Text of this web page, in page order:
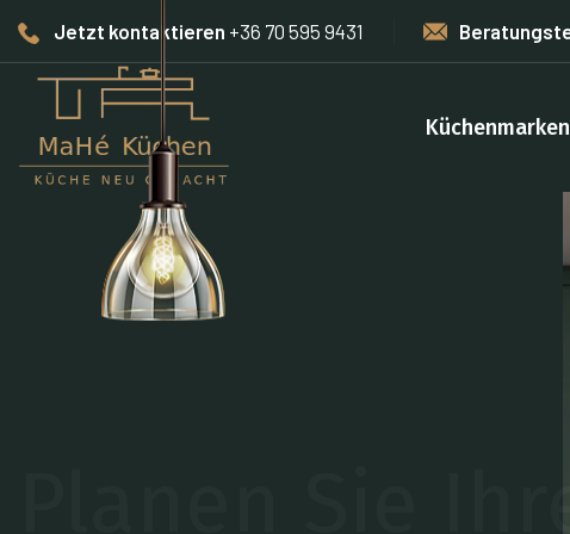
Jetzt kontaktieren +36 70 595 9431
Küchenmarken